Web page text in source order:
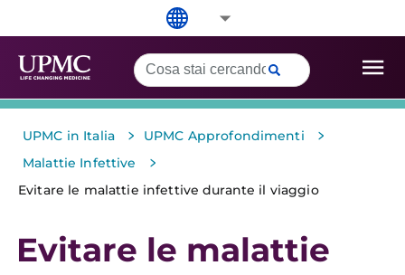
UPMC in Italia > UPMC Approfondimenti >
Malattie Infettive >
Evitare le malattie infettive durante il viaggio
Evitare le malattie